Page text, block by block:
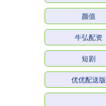
颜值
牛弘配资
短剧
优优配送版